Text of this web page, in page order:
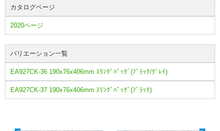
カタログページ
2020ページ
バリエーション一覧
EA927CK-36 190x76x406mm ｽﾘﾝｸﾞﾊﾞｯｸﾞ(ﾌﾞﾗｯｸ/ｸﾞﾚｲ)
EA927CK-37 190x76x406mm ｽﾘﾝｸﾞﾊﾞｯｸﾞ(ﾌﾞﾗｯｸ)